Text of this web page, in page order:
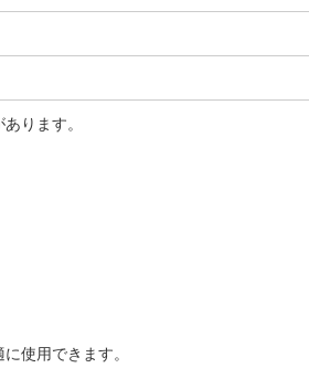
ります。
使用できます。